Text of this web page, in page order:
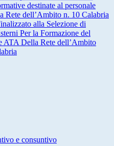
destinate al personale
Rete dell’Ambito n. 10 Calabria
alla Selezione di
Per la Formazione del
ATA Della Rete dell’Ambito
e consuntivo